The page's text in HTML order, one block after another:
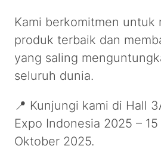
Kami berkomitmen untuk
produk terbaik dan
yang saling
seluruh dunia.
📍 Kunjungi kami di Hall
Expo Indonesia 2025 –
Oktober 2025.